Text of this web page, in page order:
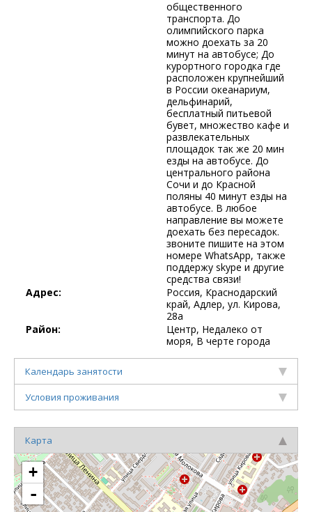
общественного
транспорта. До
олимпийского парка
можно доехать за 20
минут на автобусе; До
курортного городка где
расположен крупнейший
в России океанариум,
дельфинарий,
бесплатный питьевой
бувет, множество кафе и
развлекательных
площадок так же 20 мин
езды на автобусе. До
центрального района
Сочи и до Красной
поляны 40 минут езды на
автобусе. В любое
направление вы можете
доехать без пересадок.
звоните пишите на этом
номере WhatsApp, также
поддержу skype и другие
средства связи!
Адрес:
Россия, Краснодарский
край, Адлер, ул. Кирова,
28а
Район:
Центр, Недалеко от
моря, В черте города
Календарь занятости
Условия проживания
Карта
+
-